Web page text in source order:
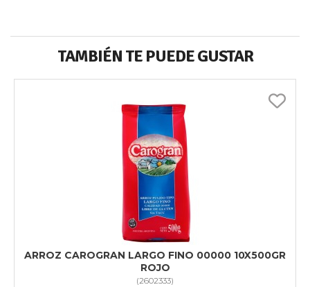
TAMBIÉN TE PUEDE GUSTAR
ARROZ CAROGRAN LARGO FINO 00000 10X500GR
ROJO
(2602333)